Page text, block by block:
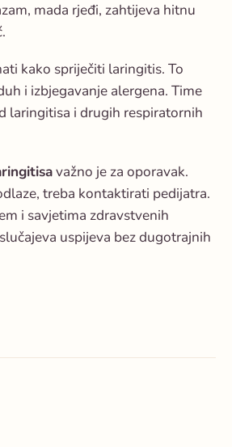
mada rjeđi, zahtijeva hitnu
kako spriječiti laringitis. To
i izbjegavanje alergena. Time
laringitisa i drugih respiratornih
važno je za oporavak.
treba kontaktirati pedijatra.
i savjetima zdravstvenih
uspijeva bez dugotrajnih